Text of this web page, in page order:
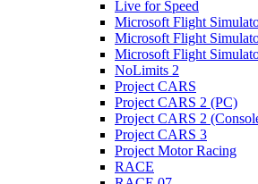
Live for Speed
Microsoft Flight
Microsoft Flight
Microsoft Flight
NoLimits 2
Project CARS
Project CARS 2 (PC)
Project CARS 2
Project CARS 3
Project Motor Racing
RACE